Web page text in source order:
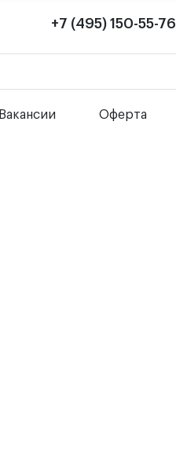
+7 (495) 150-55-76
Вакансии Оферта